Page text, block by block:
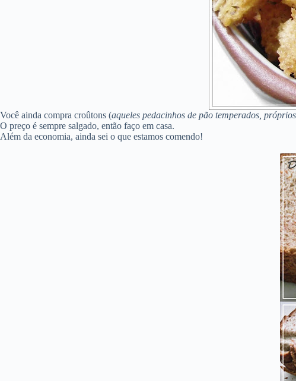
Você ainda compra croûtons (aqueles pedacinhos de pão temperados,
O preço é sempre salgado, então faço em casa.
Além da economia, ainda sei o que estamos comendo!